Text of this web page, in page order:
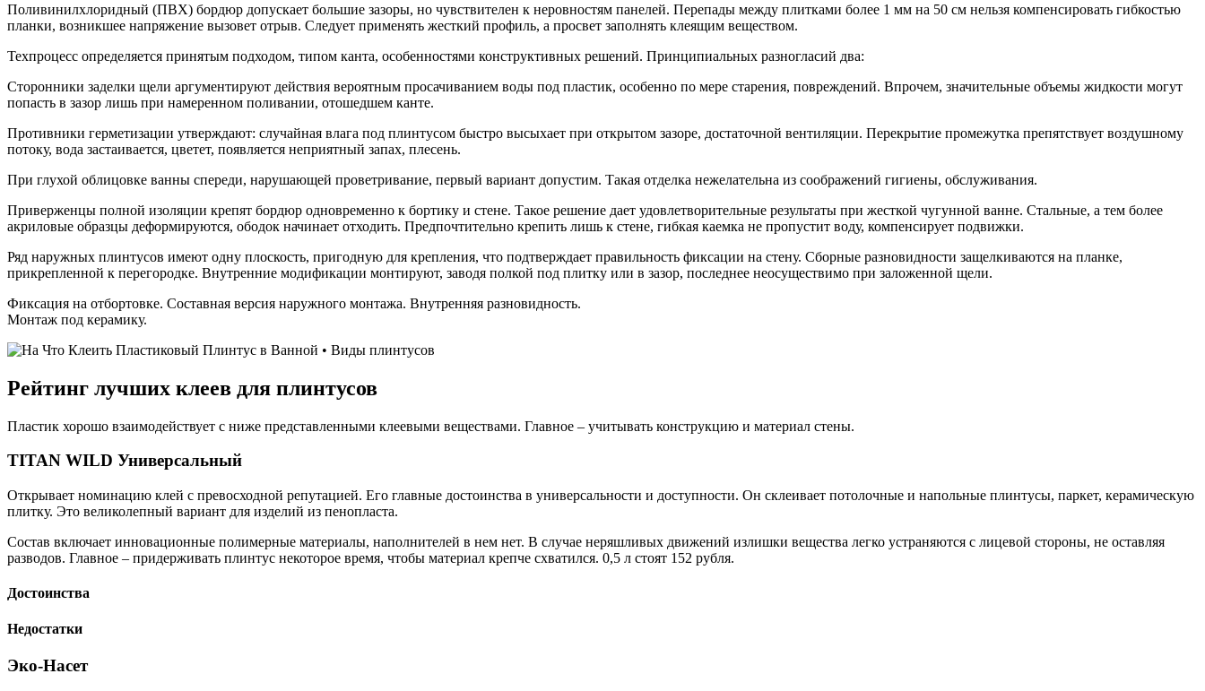
Поливинилхлоридный (ПВХ) бордюр допускает большие зазоры, но чувствителен к неровностям панелей. Перепады между плитками более 1 мм на 50 см нельзя компенсировать гибкостью
планки, возникшее напряжение вызовет отрыв. Следует применять жесткий профиль, а просвет заполнять клеящим веществом.
Техпроцесс определяется принятым подходом, типом канта, особенностями конструктивных решений. Принципиальных разногласий два:
Сторонники заделки щели аргументируют действия вероятным просачиванием воды под пластик, особенно по мере старения, повреждений. Впрочем, значительные объемы жидкости могут
попасть в зазор лишь при намеренном поливании, отошедшем канте.
Противники герметизации утверждают: случайная влага под плинтусом быстро высыхает при открытом зазоре, достаточной вентиляции. Перекрытие промежутка препятствует воздушному
потоку, вода застаивается, цветет, появляется неприятный запах, плесень.
При глухой облицовке ванны спереди, нарушающей проветривание, первый вариант допустим. Такая отделка нежелательна из соображений гигиены, обслуживания.
Приверженцы полной изоляции крепят бордюр одновременно к бортику и стене. Такое решение дает удовлетворительные результаты при жесткой чугунной ванне. Стальные, а тем более
акриловые образцы деформируются, ободок начинает отходить. Предпочтительно крепить лишь к стене, гибкая каемка не пропустит воду, компенсирует подвижки.
Ряд наружных плинтусов имеют одну плоскость, пригодную для крепления, что подтверждает правильность фиксации на стену. Сборные разновидности защелкиваются на планке,
прикрепленной к перегородке. Внутренние модификации монтируют, заводя полкой под плитку или в зазор, последнее неосуществимо при заложенной щели.
Фиксация на отбортовке. Составная версия наружного монтажа. Внутренняя разновидность.
Монтаж под керамику.
Рейтинг лучших клеев для плинтусов
Пластик хорошо взаимодействует с ниже представленными клеевыми веществами. Главное – учитывать конструкцию и материал стены.
TITAN WILD Универсальный
Открывает номинацию клей с превосходной репутацией. Его главные достоинства в универсальности и доступности. Он склеивает потолочные и напольные плинтусы, паркет, керамическую
плитку. Это великолепный вариант для изделий из пенопласта.
Состав включает инновационные полимерные материалы, наполнителей в нем нет. В случае неряшливых движений излишки вещества легко устраняются с лицевой стороны, не оставляя
разводов. Главное – придерживать плинтус некоторое время, чтобы материал крепче схватился. 0,5 л стоят 152 рубля.
Достоинства
Недостатки
Эко-Насет